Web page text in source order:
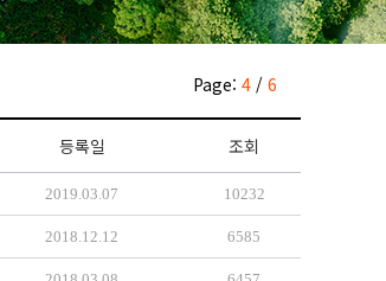
Page: 4 / 6
등록일 조회
2019.03.07 10232
2018.12.12 6585